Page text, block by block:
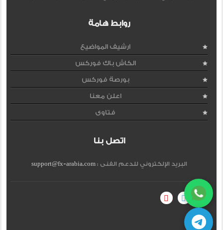
روابط هامة
ارشيف المواضيع
الكاش باك فوركس
بورصة فوركس
اعلن معنا
فتاوى
اتصل بنا
البريد الإلكتروني للدعم الفنى :support@fx-arabia.com